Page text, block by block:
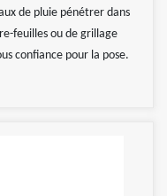
de pluie pénétrer dans
feuilles ou de grillage
confiance pour la pose.